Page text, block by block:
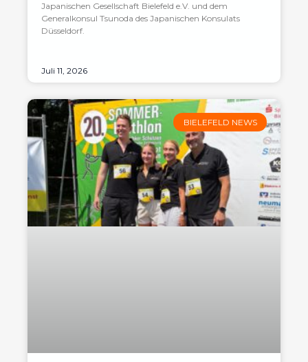
Japanischen Gesellschaft Bielefeld e.V. und dem
Generalkonsul Tsunoda des Japanischen Konsulats
Düsseldorf.
Juli 11, 2026
BIELEFELD NEWS